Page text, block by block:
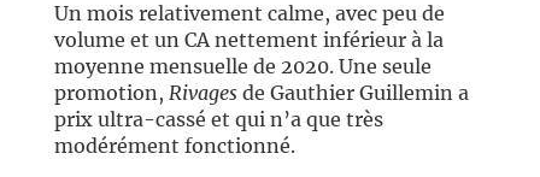
Un mois relativement calme, avec peu de
volume et un CA nettement inférieur à la
moyenne mensuelle de 2020. Une seule
promotion, Rivagesde Gauthier Guillemin a
prix ultra-cassé et qui n’a que très
modérément fonctionné.